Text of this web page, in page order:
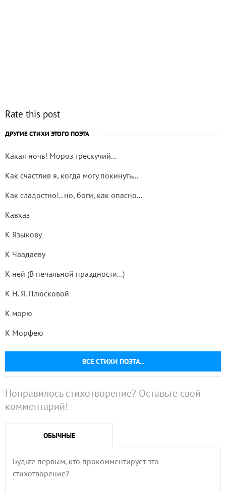
Rate this post
ДРУГИЕ СТИХИ ЭТОГО ПОЭТА
ВСЕ СТИХИ ПОЭТА...
Какая ночь! Мороз трескучий...
Как счастлив я, когда могу покинуть...
Как сладостно!.. но, боги, как опасно...
Кавказ
К Языкову
К Чаадаеву
К ней (В печальной праздности...)
К Н. Я. Плюсковой
К морю
К Морфею
Понравилось стихотворение? Оставьте свой
комментарий!
ОБЫЧНЫЕ
Будьте первым, кто прокомментирует это
стихотворение?